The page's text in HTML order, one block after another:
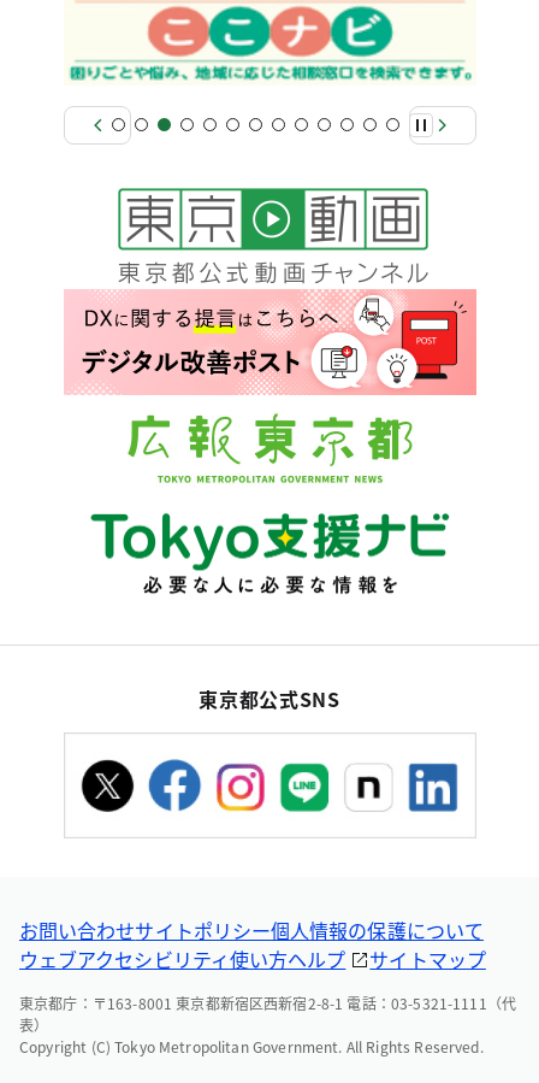
東京都公式SNS
お問い合わせサイトポリシー個人情報の保護について
ウェブアクセシビリティ使い方ヘルプ サイトマップ
東京都庁：〒163-8001 東京都新宿区西新宿2-8-1 電話：03-5321-1111（代
表）
Copyright (C) Tokyo Metropolitan Government. All Rights Reserved.